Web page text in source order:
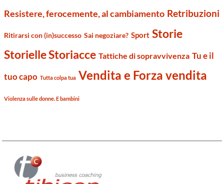
Resistere, ferocemente, al cambiamento Retribuzioni
Ritirarsi con (in)successo Sai negoziare? Sport Storie
Storielle Storiacce Tattiche di sopravvivenza Tu e il
tuo capo Tutta colpa tua Vendita e Forza vendita
Violenza sulle donne. E bambini